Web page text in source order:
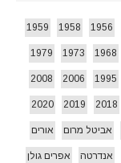
1956
1958
1959
1968
1973
1979
1995
2006
2008
2018
2019
2020
אביטל מרום אורים
אנדרטה אפרים גולן